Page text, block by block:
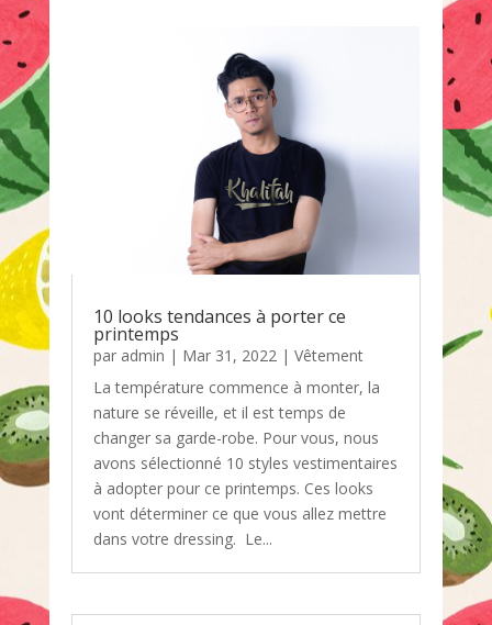
10 looks tendances à porter ce
printemps
par admin | Mar 31, 2022| Vêtement
La température commence à monter, la
nature se réveille, et il est temps de
changer sa garde-robe. Pour vous, nous
avons sélectionné 10 styles vestimentaires
à adopter pour ce printemps. Ces looks
vont déterminer ce que vous allez mettre
dans votre dressing. Le...